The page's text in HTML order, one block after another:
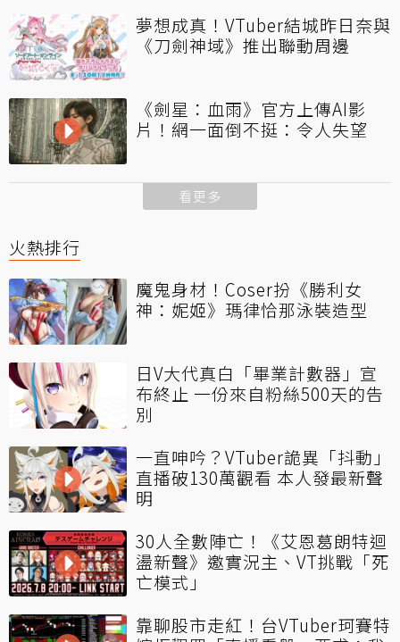
夢想成真！VTuber結城昨日奈與
《刀劍神域》推出聯動周邊
《劍星：血雨》官方上傳AI影
片！網一面倒不挺：令人失望
看更多
火熱排行
魔鬼身材！Coser扮《勝利女
神：妮姬》瑪律恰那泳裝造型
日V大代真白「畢業計數器」宣
布終止 一份來自粉絲500天的告
別
一直呻吟？VTuber詭異「抖動」
直播破130萬觀看 本人發最新聲
明
30人全數陣亡！《艾恩葛朗特迴
盪新聲》邀實況主、VT挑戰「死
亡模式」
靠聊股市走紅！台VTuber珂賽特